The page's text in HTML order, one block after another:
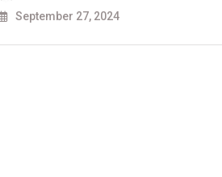
September 27, 2024